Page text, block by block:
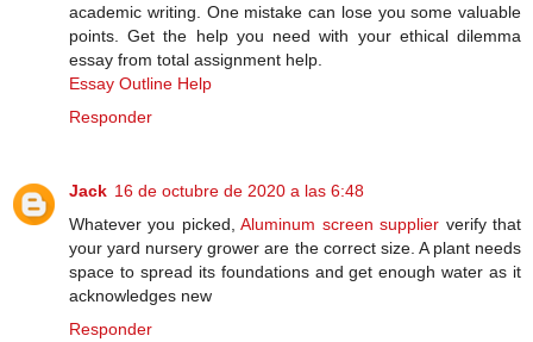
academic writing. One mistake can lose you some valuable
points. Get the help you need with your ethical dilemma
essay from total assignment help.
Essay Outline Help
Responder
Jack 16 de octubre de 2020 a las 6:48
Whatever you picked,Aluminum screen supplier verify that
your yard nursery grower are the correct size. A plant needs
space to spread its foundations and get enough water as it
acknowledges new
Responder